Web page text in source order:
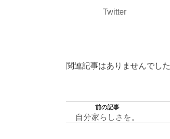
Twitter
関連記事はありませんでした
前の記事
自分家らしさを。